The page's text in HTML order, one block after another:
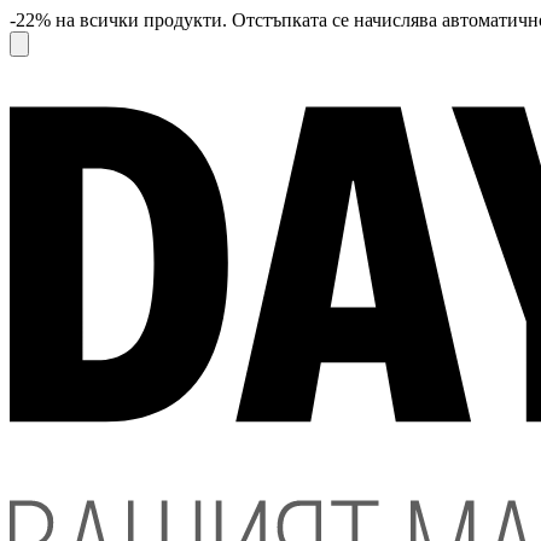
-22% на всички продукти. Отстъпката се начислява